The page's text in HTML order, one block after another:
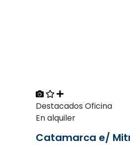
Destacados Oficina
En alquiler
Catamarca e/